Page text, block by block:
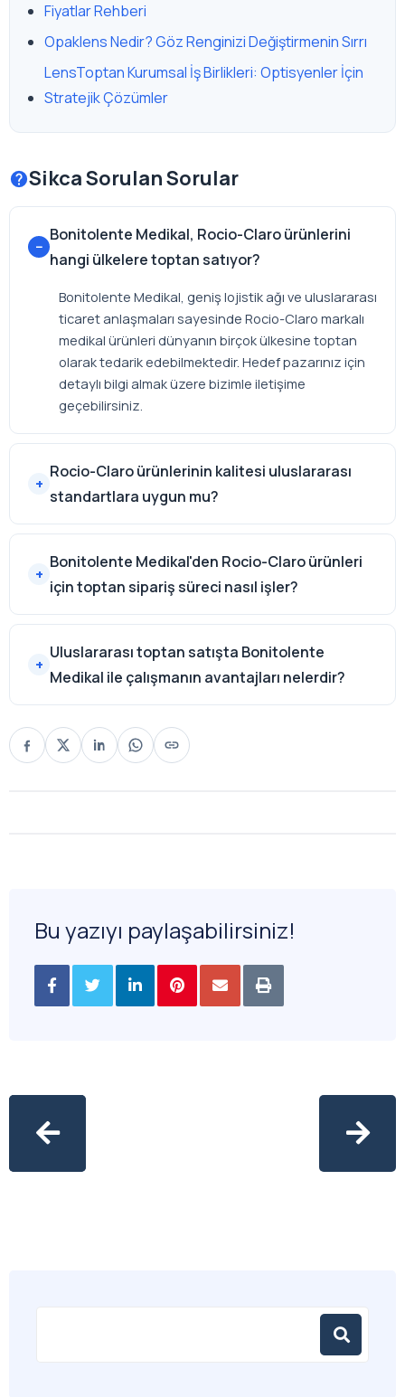
Fiyatlar Rehberi
Opaklens Nedir? Göz Renginizi Değiştirmenin Sırrı
LensToptan Kurumsal İş Birlikleri: Optisyenler İçin
Stratejik Çözümler
Sikca Sorulan Sorular
Bonitolente Medikal, Rocio-Claro ürünlerini
hangi ülkelere toptan satıyor?
Bonitolente Medikal, geniş lojistik ağı ve uluslararası
ticaret anlaşmaları sayesinde Rocio-Claro markalı
medikal ürünleri dünyanın birçok ülkesine toptan
olarak tedarik edebilmektedir. Hedef pazarınız için
detaylı bilgi almak üzere bizimle iletişime
geçebilirsiniz.
Rocio-Claro ürünlerinin kalitesi uluslararası
standartlara uygun mu?
Bonitolente Medikal'den Rocio-Claro ürünleri
için toptan sipariş süreci nasıl işler?
Uluslararası toptan satışta Bonitolente
Medikal ile çalışmanın avantajları nelerdir?
Bu yazıyı paylaşabilirsiniz!